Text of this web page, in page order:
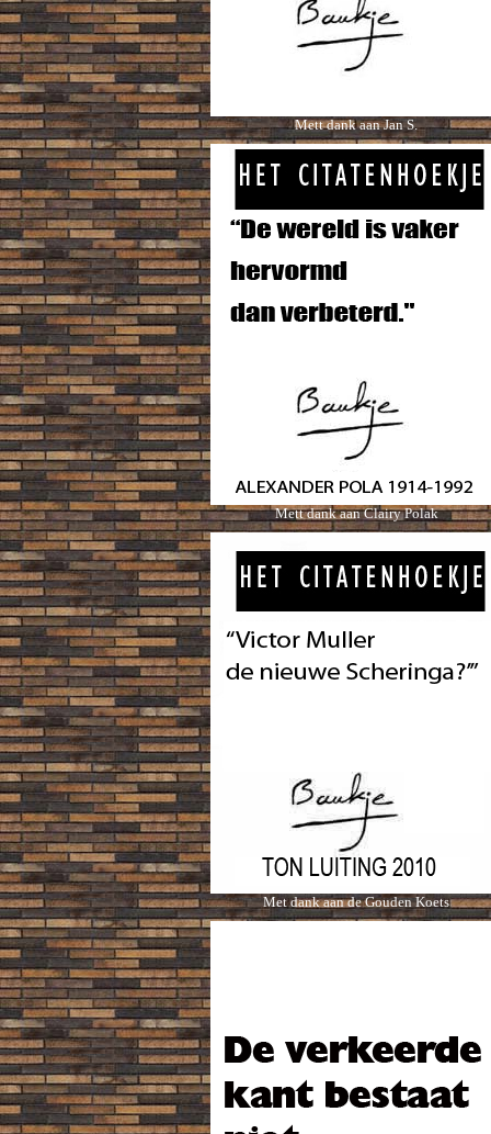
Mett dank aan Jan S.
Mett dank aan Clairy Polak
Met dank aan de Gouden Koets